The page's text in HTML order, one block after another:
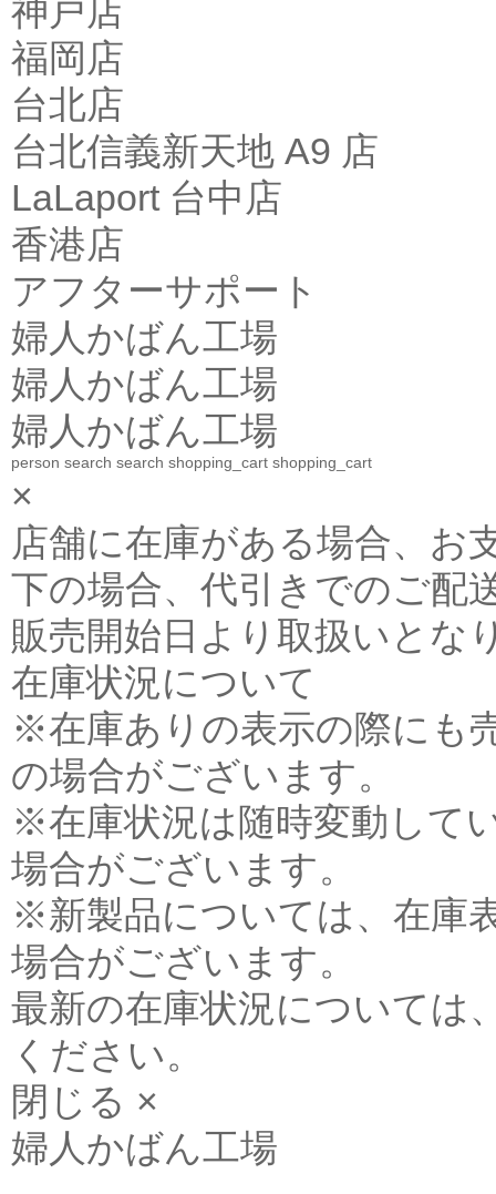
神戸店
福岡店
台北店
台北信義新天地 A9 店
LaLaport 台中店
香港店
アフターサポート
婦人かばん工場
婦人かばん工場
婦人かばん工場
person search search shopping_cart shopping_cart
×
店舗に在庫がある場合、お
下の場合、代引きでのご配
販売開始日より取扱いとな
在庫状況について
※在庫ありの表示の際にも
の場合がございます。
※在庫状況は随時変動して
場合がございます。
※新製品については、在庫
場合がございます。
最新の在庫状況については
ください。
閉じる ×
婦人かばん工場